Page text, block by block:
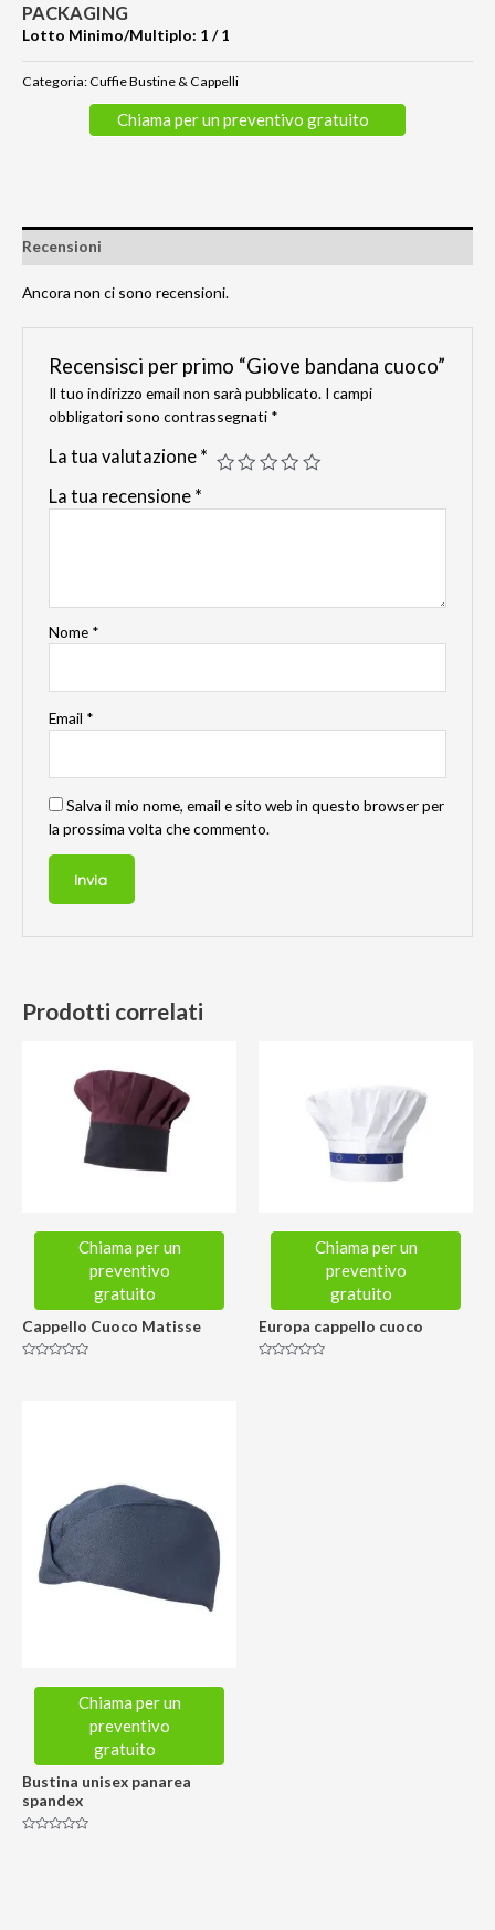
PACKAGING
Lotto Minimo/Multiplo: 1 / 1
Categoria:Cuffie Bustine & Cappelli
Chiama per un preventivo gratuito
Recensioni
Ancora non ci sono recensioni.
Recensisci per primo “Giove bandana cuoco”
Il tuo indirizzo email non sarà pubblicato. I campi
obbligatori sono contrassegnati *
La tua valutazione *
La tua recensione *
Nome *
Email *
Salva il mio nome, email e sito web in questo browser per
la prossima volta che commento.
Prodotti correlati
Chiama per un
preventivo
gratuito
Cappello Cuoco Matisse
Chiama per un
preventivo
gratuito
Europa cappello cuoco
Chiama per un
preventivo
gratuito
Bustina unisex panarea
spandex